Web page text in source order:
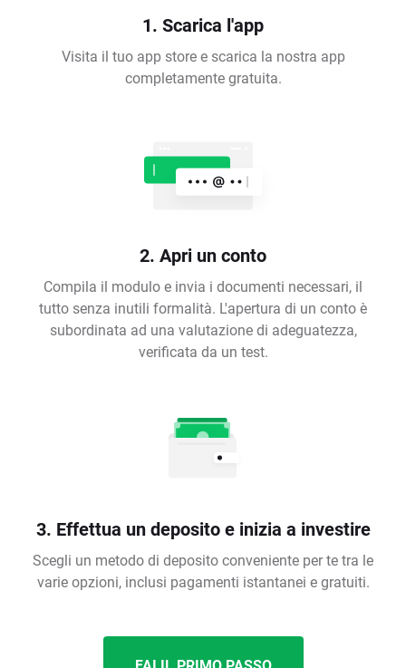
1. Scarica l'app
Visita il tuo app store e scarica la nostra app
completamente gratuita.
2. Apri un conto
Compila il modulo e invia i documenti necessari, il
tutto senza inutili formalità. L'apertura di un conto è
subordinata ad una valutazione di adeguatezza,
verificata da un test.
3. Effettua un deposito e inizia a investire
Scegli un metodo di deposito conveniente per te tra le
varie opzioni, inclusi pagamenti istantanei e gratuiti.